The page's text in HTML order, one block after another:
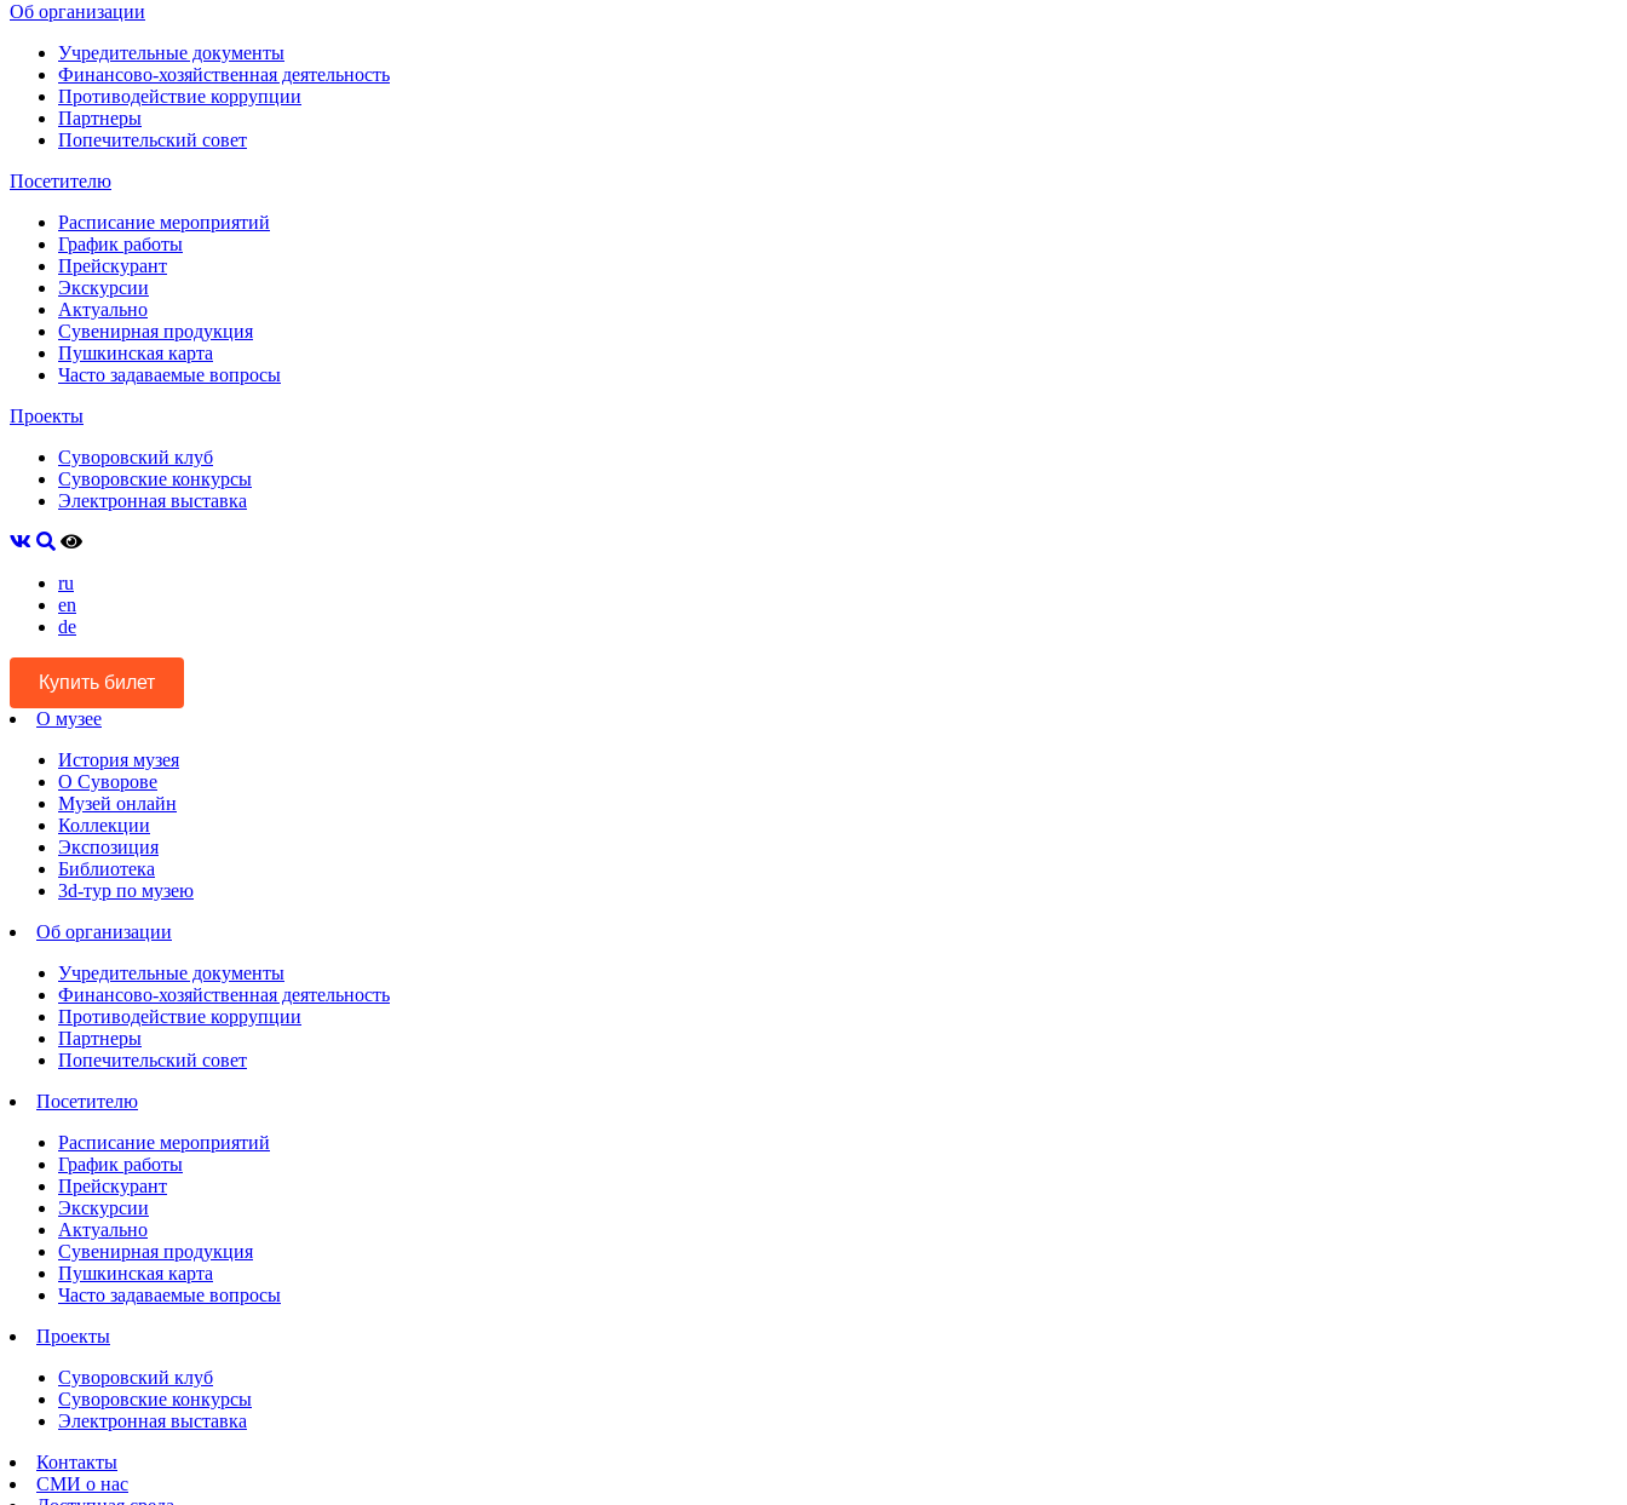
Об организации
Учредительные документы
Финансово-хозяйственная деятельность
Противодействие коррупции
Партнеры
Попечительский совет
Посетителю
Расписание мероприятий
График работы
Прейскурант
Экскурсии
Актуально
Сувенирная продукция
Пушкинская карта
Часто задаваемые вопросы
Проекты
Суворовский клуб
Суворовские конкурсы
Электронная выставка
ru
en
de
Купить билет
О музее
История музея
О Суворове
Музей онлайн
Коллекции
Экспозиция
Библиотека
3d-тур по музею
Об организации
Учредительные документы
Финансово-хозяйственная деятельность
Противодействие коррупции
Партнеры
Попечительский совет
Посетителю
Расписание мероприятий
График работы
Прейскурант
Экскурсии
Актуально
Сувенирная продукция
Пушкинская карта
Часто задаваемые вопросы
Проекты
Суворовский клуб
Суворовские конкурсы
Электронная выставка
Контакты
СМИ о нас